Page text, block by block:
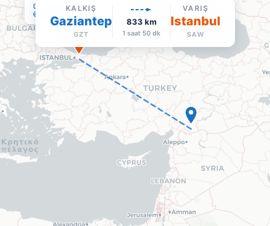
Google Maps'te aç
Havalimanı sitesi
KALKIŞ
Gaziantep
GZT
833 km
1 saat 50 dk
VARIŞ
Istanbul
SAW